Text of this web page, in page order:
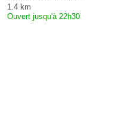
1.4 km
Ouvert jusqu'à 22h30